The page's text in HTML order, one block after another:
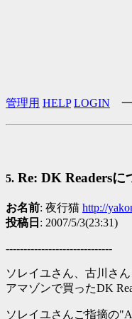
管理用 HELP LOGIN
5. Re: DK Readersに
お名前: 夜行猫 http://
投稿日 : 2007/5/3(23:31)
------------------------------
ソレイユさん、古川さ
アマゾンで買ったDK
ソレイユさんご指摘の